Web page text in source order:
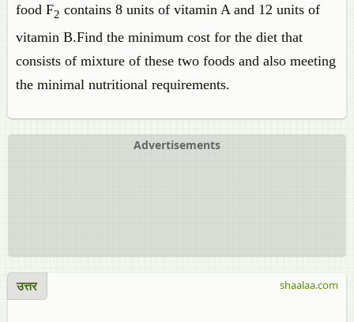
food F2 contains 8 units of vitamin A and 12 units of
vitamin B.Find the minimum cost for the diet that
consists of mixture of these two foods and also meeting
the minimal nutritional requirements.
Advertisements
उत्तर shaalaa.com